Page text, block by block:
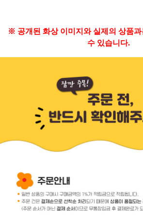
※ 공개된 화상 이미지와 실제의 상품
수 있습니다.